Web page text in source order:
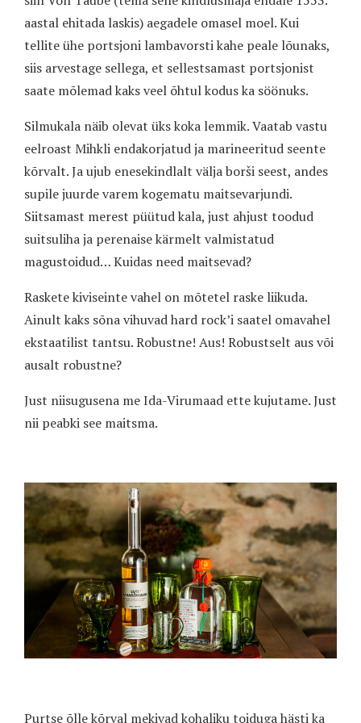
aastal ehitada laskis) aegadele omasel moel. Kui
tellite ühe portsjoni lambavorsti kahe peale lõunaks,
siis arvestage sellega, et sellestsamast portsjonist
saate mõlemad kaks veel õhtul kodus ka söönuks.
Silmukala näib olevat üks koka lemmik. Vaatab vastu
eelroast Mihkli endakorjatud ja marineeritud seente
kõrvalt. Ja ujub enesekindlalt välja borši seest, andes
supile juurde varem kogematu maitsevarjundi.
Siitsamast merest püütud kala, just ahjust toodud
suitsuliha ja perenaise kärmelt valmistatud
magustoidud… Kuidas need maitsevad?
Raskete kiviseinte vahel on mõtetel raske liikuda.
Ainult kaks sõna vihuvad hard rock’i saatel omavahel
ekstaatilist tantsu. Robustne! Aus! Robustselt aus või
ausalt robustne?
Just niisugusena me Ida-Virumaad ette kujutame. Just
nii peabki see maitsma.
Purtse õlle kõrval mekivad kohaliku toiduga hästi ka